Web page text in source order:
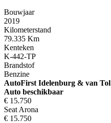
Bouwjaar
2019
Kilometerstand
79.335 Km
Kenteken
K-442-TP
Brandstof
Benzine
AutoFirst Idelenburg & van Tol
Auto beschikbaar
€ 15.750
Seat Arona
€ 15.750